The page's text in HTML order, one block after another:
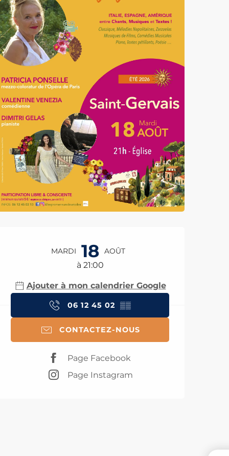
Ouverture et
MARDI 18 AOÛT
à 21:00
Ajouter à mon calendrier Google
06 12 45 02 ▒▒
CONTACTEZ-NOUS
Page Facebook
Page Instagram